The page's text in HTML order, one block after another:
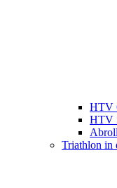
HTV
HTV
Triathlon in